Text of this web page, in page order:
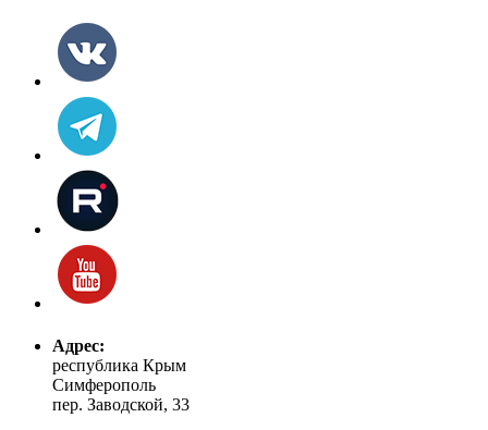
Адрес:
республика Крым
Симферополь
пер. Заводской, 33